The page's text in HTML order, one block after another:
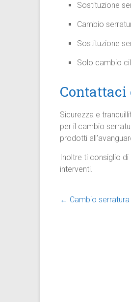
Sostituzione
Cambio
Sostituzione
Solo cambio
Sicurezza e
per il cambio
prodotti
Inoltre ti consiglio di
interventi.
← Cambio serratura